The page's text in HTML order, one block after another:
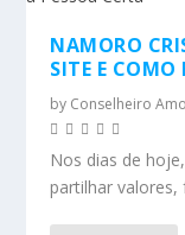
NAMORO
SITE E COMO
by Conselheiro
Nos dias de
partilhar valores,